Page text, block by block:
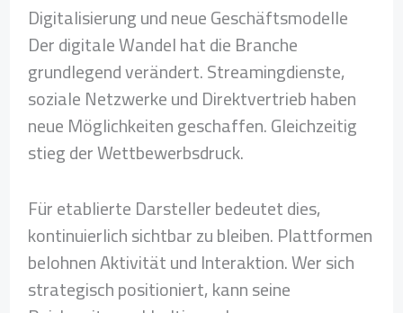
Digitalisierung und neue Geschäftsmodelle
Der digitale Wandel hat die Branche
grundlegend verändert. Streamingdienste,
soziale Netzwerke und Direktvertrieb haben
neue Möglichkeiten geschaffen. Gleichzeitig
stieg der Wettbewerbsdruck.
Für etablierte Darsteller bedeutet dies,
kontinuierlich sichtbar zu bleiben. Plattformen
belohnen Aktivität und Interaktion. Wer sich
strategisch positioniert, kann seine